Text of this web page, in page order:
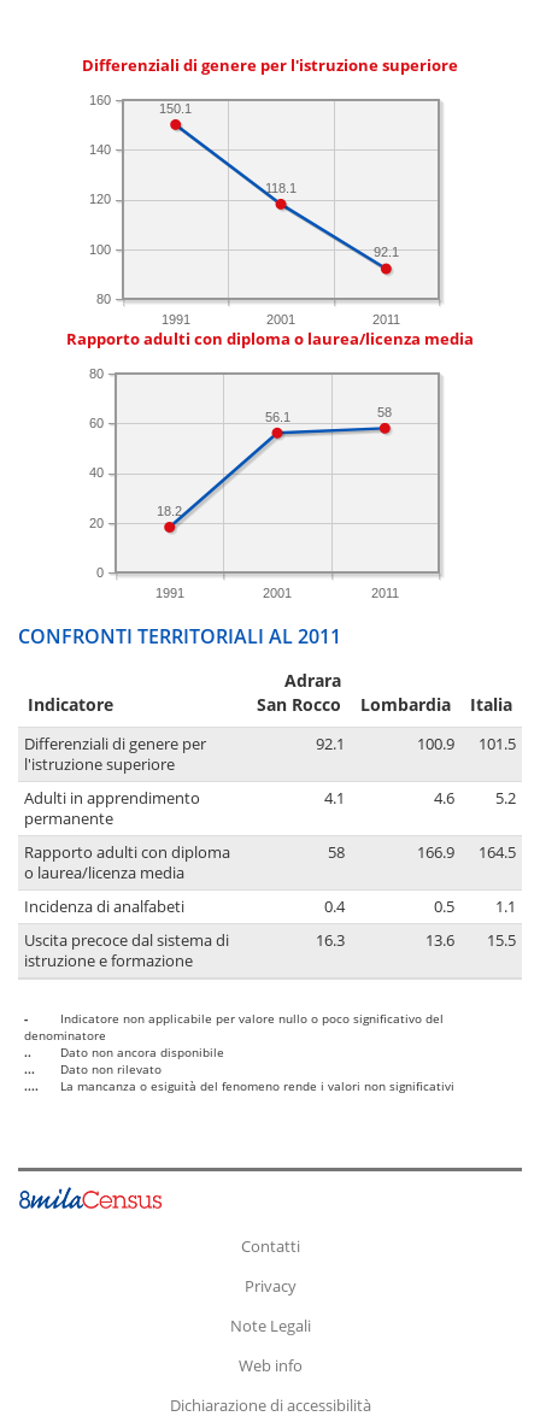
Differenziali di genere per l'istruzione superiore
1991 2001 2011
80
100
120
140
160
92.1
118.1
150.1
Rapporto adulti con diploma o laurea/licenza media
1991 2001 2011
0
20
40
60
80
58
56.1
18.2
CONFRONTI TERRITORIALI AL 2011
Indicatore
Adrara
San Rocco
Lombardia Italia
Differenziali di genere per
l'istruzione superiore
92.1 100.9 101.5
Adulti in apprendimento
permanente
4.1 4.6 5.2
Rapporto adulti con diploma
o laurea/licenza media
58 166.9 164.5
Incidenza di analfabeti 0.4 0.5
1.1
Uscita precoce dal sistema di
istruzione e formazione
16.3 13.6 15.5
-
Indicatore non applicabile per valore nullo o poco significativo del
denominatore
..
Dato non ancora disponibile
...
Dato non rilevato
....
La mancanza o esiguità del fenomeno rende i valori non significativi
Contatti
Privacy
Note Legali
Web info
Dichiarazione di accessibilità